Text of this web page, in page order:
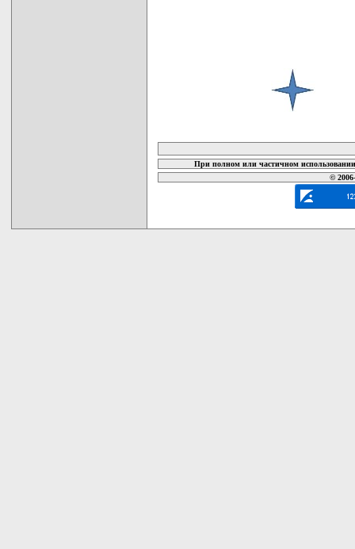
При полном или частичном
©